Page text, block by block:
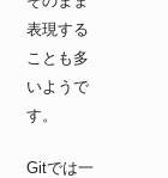
表現する
ことも多
いようで
す。
Gitでは一